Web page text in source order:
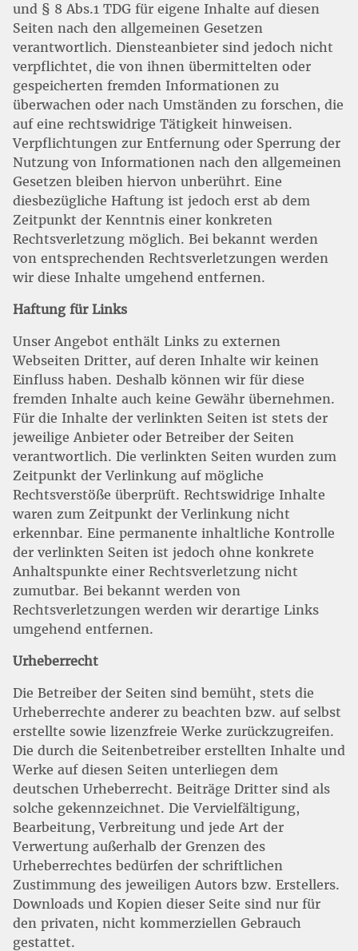
und § 8 Abs.1 TDG für eigene Inhalte auf diesen
Seiten nach den allgemeinen Gesetzen
verantwortlich. Diensteanbieter sind jedoch nicht
verpflichtet, die von ihnen übermittelten oder
gespeicherten fremden Informationen zu
überwachen oder nach Umständen zu forschen, die
auf eine rechtswidrige Tätigkeit hinweisen.
Verpflichtungen zur Entfernung oder Sperrung der
Nutzung von Informationen nach den allgemeinen
Gesetzen bleiben hiervon unberührt. Eine
diesbezügliche Haftung ist jedoch erst ab dem
Zeitpunkt der Kenntnis einer konkreten
Rechtsverletzung möglich. Bei bekannt werden
von entsprechenden Rechtsverletzungen werden
wir diese Inhalte umgehend entfernen.
Haftung für Links
Unser Angebot enthält Links zu externen
Webseiten Dritter, auf deren Inhalte wir keinen
Einfluss haben. Deshalb können wir für diese
fremden Inhalte auch keine Gewähr übernehmen.
Für die Inhalte der verlinkten Seiten ist stets der
jeweilige Anbieter oder Betreiber der Seiten
verantwortlich. Die verlinkten Seiten wurden zum
Zeitpunkt der Verlinkung auf mögliche
Rechtsverstöße überprüft. Rechtswidrige Inhalte
waren zum Zeitpunkt der Verlinkung nicht
erkennbar. Eine permanente inhaltliche Kontrolle
der verlinkten Seiten ist jedoch ohne konkrete
Anhaltspunkte einer Rechtsverletzung nicht
zumutbar. Bei bekannt werden von
Rechtsverletzungen werden wir derartige Links
umgehend entfernen.
Urheberrecht
Die Betreiber der Seiten sind bemüht, stets die
Urheberrechte anderer zu beachten bzw. auf selbst
erstellte sowie lizenzfreie Werke zurückzugreifen.
Die durch die Seitenbetreiber erstellten Inhalte und
Werke auf diesen Seiten unterliegen dem
deutschen Urheberrecht. Beiträge Dritter sind als
solche gekennzeichnet. Die Vervielfältigung,
Bearbeitung, Verbreitung und jede Art der
Verwertung außerhalb der Grenzen des
Urheberrechtes bedürfen der schriftlichen
Zustimmung des jeweiligen Autors bzw. Erstellers.
Downloads und Kopien dieser Seite sind nur für
den privaten, nicht kommerziellen Gebrauch
gestattet.